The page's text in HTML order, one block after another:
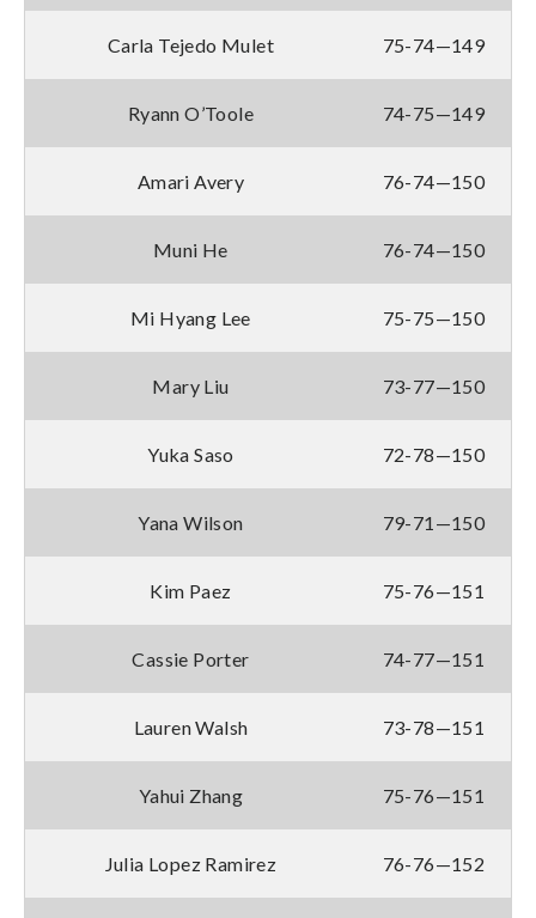
Carla Tejedo Mulet 75-74—149
Ryann O’Toole 74-75—149
Amari Avery 76-74—150
Muni He 76-74—150
Mi Hyang Lee 75-75—150
Mary Liu 73-77—150
Yuka Saso 72-78—150
Yana Wilson 79-71—150
Kim Paez 75-76—151
Cassie Porter 74-77—151
Lauren Walsh 73-78—151
Yahui Zhang 75-76—151
Julia Lopez Ramirez 76-76—152